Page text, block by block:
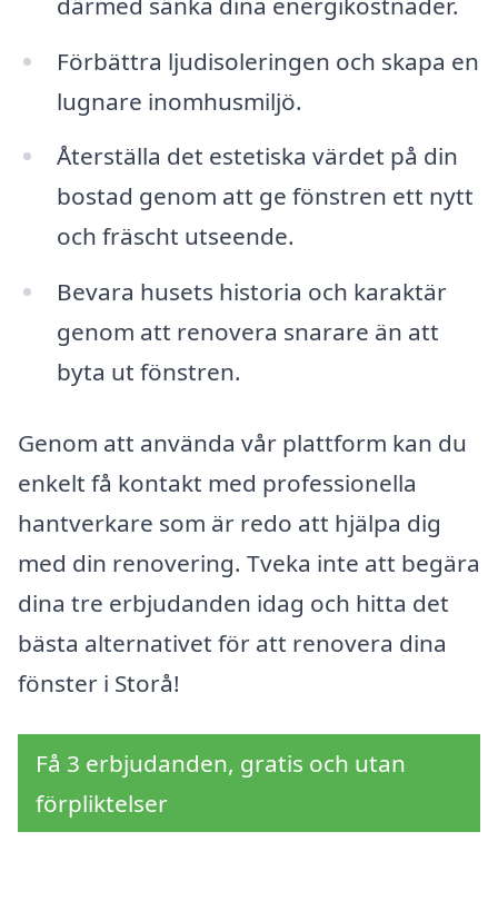
Förbättra ljudisoleringen och skapa en
lugnare inomhusmiljö.
Återställa det estetiska värdet på din
bostad genom att ge fönstren ett nytt
och fräscht utseende.
Bevara husets historia och karaktär
genom att renovera snarare än att
byta ut fönstren.
Genom att använda vår plattform kan du
enkelt få kontakt med professionella
hantverkare som är redo att hjälpa dig
med din renovering. Tveka inte att begära
dina tre erbjudanden idag och hitta det
bästa alternativet för att renovera dina
fönster i Storå!
Få 3 erbjudanden, gratis och utan
förpliktelser